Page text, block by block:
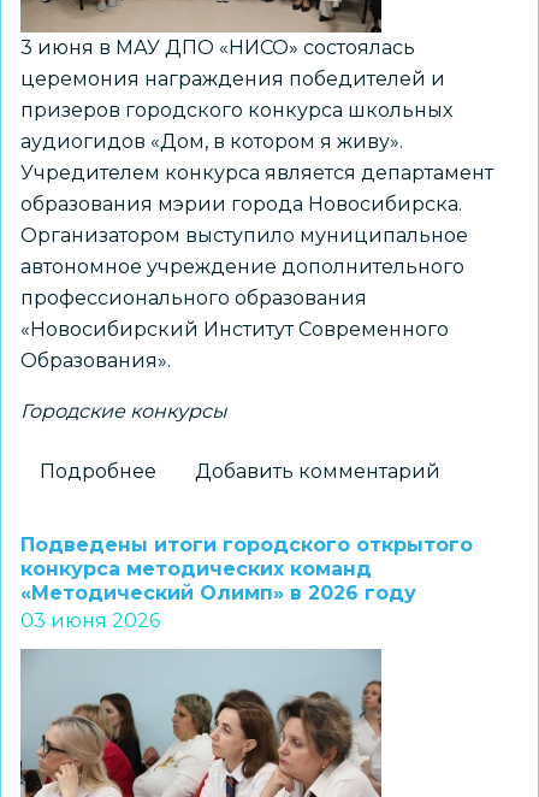
3 июня в МАУ ДПО «НИСО» состоялась
церемония награждения победителей и
призеров городского конкурса школьных
аудиогидов «Дом, в котором я живу».
Учредителем конкурса является департамент
образования мэрии города Новосибирска.
Организатором выступило муниципальное
автономное учреждение дополнительного
профессионального образования
«Новосибирский Институт Современного
Образования».
Городские конкурсы
Подробнее
и
призеров
городского
«Дом,
котором
я
Добавить комментарий
Подведены итоги городского открытого
конкурса методических команд
«Методический Олимп» в 2026 году
03 июня 2026